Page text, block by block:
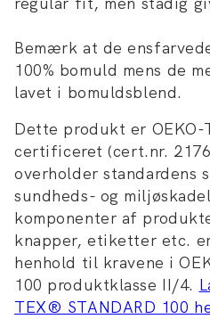
Bemærk at de
100% bomuld mens de
lavet i bomuldsblend.
Dette produkt er OEKO-
certificeret (cert.nr.
overholder standardens
sundheds- og
komponenter af
knapper, etiketter etc.
henhold til kravene i
100 produktklasse II/4.
TEX® STANDARD 100